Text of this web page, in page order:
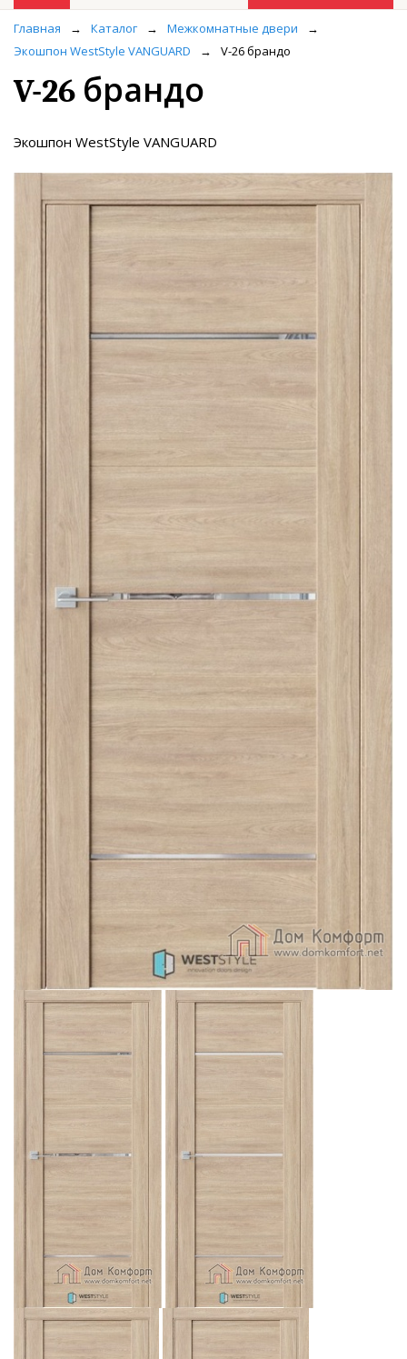
Промо товары
Главная → Каталог → Межкомнатные двери
→
Экошпон WestStyle VANGUARD
→ V-26 брандо
V-26 брандо
Экошпон WestStyle VANGUARD